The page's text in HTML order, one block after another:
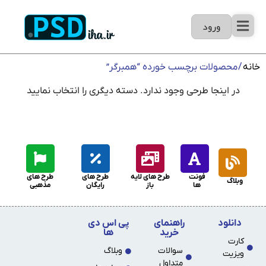
ورود
خانه/ محصولات برچسب خورده “همبرگر”
در اینجا طرحی وجود ندارد. دسته دیگری را انتخاب نمایید
وبلاگ
فونت
ها
طرح های لایه
باز
طرح های
رایگان
طرح های
مذهبی
دانلود
کارت
ویزیت
راهنمای
خرید
سوالات
متداول
پی اس دی
ها
وبلاگ